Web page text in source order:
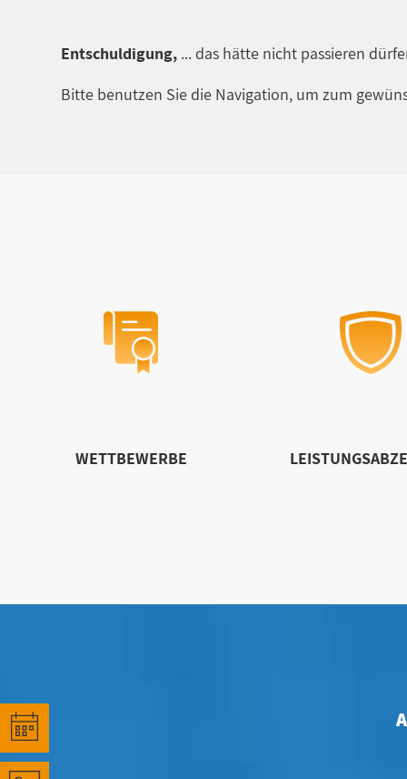
Entschuldigung, ... das hätte nicht passieren
Bitte benutzen Sie die Navigation, um zum
WETTBEWERBE